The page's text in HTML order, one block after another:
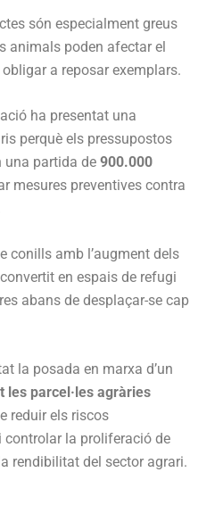
són especialment greus
animals poden afectar el
a reposar exemplars.
ha presentat una
perquè els pressupostos
una partida de 900.000
mesures preventives contra
conills amb l’augment dels
en espais de refugi
abans de desplaçar-se cap
la posada en marxa d’un
les parcel·les agràries
reduir els riscos
la proliferació de
rendibilitat del sector agrari.